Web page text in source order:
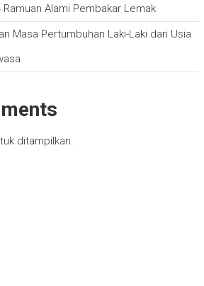
Alami Pembakar Lemak
Masa Pertumbuhan Laki-Laki dari Usia
ditampilkan.